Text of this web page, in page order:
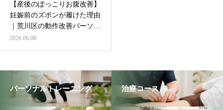
【産後のぽっこりお腹改善】
妊娠前のズボンが履けた理由
｜荒川区の動作改善パーソナ
ル
2026.06.08
パーソナルトレーニング 治療コース